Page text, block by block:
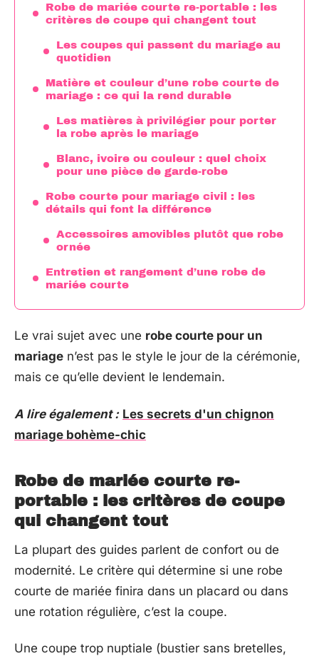
Robe de mariée courte re-portable : les
critères de coupe qui changent tout
Les coupes qui passent du mariage au
quotidien
Matière et couleur d’une robe courte de
mariage : ce qui la rend durable
Les matières à privilégier pour porter
la robe après le mariage
Blanc, ivoire ou couleur : quel choix
pour une pièce de garde-robe
Robe courte pour mariage civil : les
détails qui font la différence
Accessoires amovibles plutôt que robe
ornée
Entretien et rangement d’une robe de
mariée courte
Le vrai sujet avec une robe courte pour un
mariage n’est pas le style le jour de la cérémonie,
mais ce qu’elle devient le lendemain.
A lire également : Les secrets d'un chignon
mariage bohème-chic
Robe de mariée courte re-
portable : les critères de coupe
qui changent tout
La plupart des guides parlent de confort ou de
modernité. Le critère qui détermine si une robe
courte de mariée finira dans un placard ou dans
une rotation régulière, c’est la coupe.
Une coupe trop nuptiale (bustier sans bretelles,